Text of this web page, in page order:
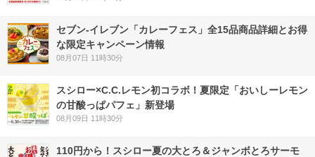
セブン‐イレブン「カレーフェス」全15品商品詳細とお得
な限定キャンペーン情報
08月07日 11時30分
スシロー×C.C.レモン初コラボ！夏限定「おいしーレモン
の甘酸っぱパフェ」新登場
08月09日 11時30分
110円から！スシロー夏の大とろ＆ジャンボとろサーモ